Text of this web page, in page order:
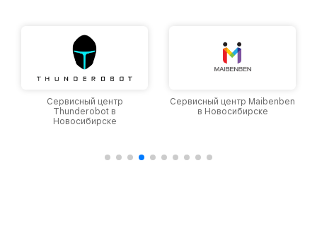
Сервисный центр
Thunderobot в
Новосибирске
Сервисный центр Maibenben
в Новосибирске